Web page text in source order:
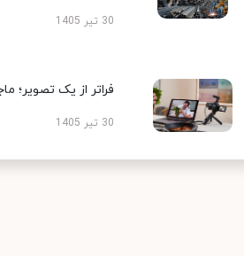
30 تیر 1405
فراتر از یک تصویر؛
30 تیر 1405